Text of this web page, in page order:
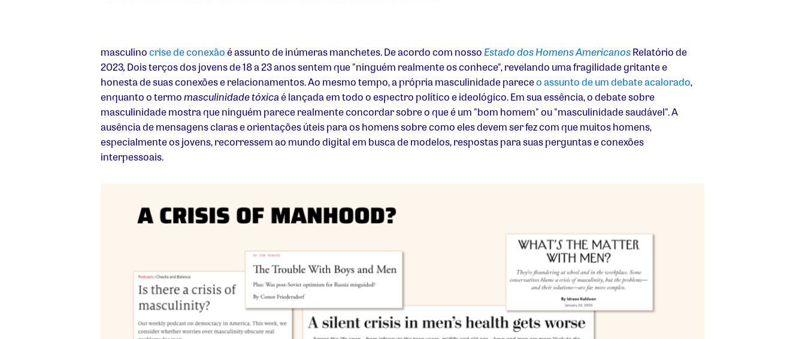
masculinocrise de conexãoé assunto de inúmeras manchetes. De acordo com nosso Estado dos Homens AmericanosRelatório de
2023, Dois terços dos jovens de 18 a 23 anos sentem que "ninguém realmente os conhece", revelando uma fragilidade gritante e
honesta de suas conexões e relacionamentos. Ao mesmo tempo, a própria masculinidade pareceo assunto de um debate acalorado,
enquanto o termomasculinidade tóxicaé lançada em todo o espectro político e ideológico. Em sua essência, o debate sobre
masculinidade mostra que ninguém parece realmente concordar sobre o que é um "bom homem" ou "masculinidade saudável". A
ausência de mensagens claras e orientações úteis para os homens sobre como eles devem ser fez com que muitos homens,
especialmente os jovens, recorressem ao mundo digital em busca de modelos, respostas para suas perguntas e conexões
interpessoais.